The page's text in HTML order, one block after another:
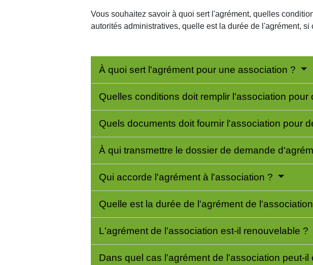
Vous souhaitez savoir à quoi sert l'agrément, quelles
autorités administratives, quelle est la durée de l'agrément,
À quoi sert l'agrément pour une association ?
Quelles conditions doit remplir l'association pour
Quels documents doit fournir l'association pour
À qui transmettre le dossier de demande
Qui accorde l'agrément à l'association ?
Quelle est la durée de l'agrément de
L'agrément de l'association est-il renouvelable ?
Dans quel cas l'agrément de l'association peut-il